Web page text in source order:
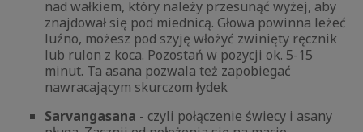
nad wałkiem, który należy przesunąć wyżej, aby
znajdował się pod miednicą. Głowa powinna leżeć
luźno, możesz pod szyję włożyć zwinięty ręcznik
lub rulon z koca. Pozostań w pozycji ok. 5-15
minut. Ta asana pozwala też zapobiegać
nawracającym skurczom łydek
Sarvangasana - czyli połączenie świecy i asany